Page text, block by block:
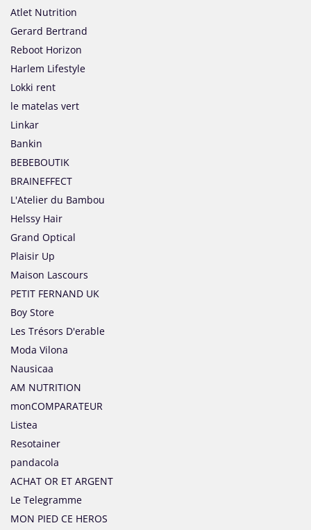
Atlet Nutrition
Gerard Bertrand
Reboot Horizon
Harlem Lifestyle
Lokki rent
le matelas vert
Linkar
Bankin
BEBEBOUTIK
BRAINEFFECT
L'Atelier du Bambou
Helssy Hair
Grand Optical
Plaisir Up
Maison Lascours
PETIT FERNAND UK
Boy Store
Les Trésors D'erable
Moda Vilona
Nausicaa
AM NUTRITION
monCOMPARATEUR
Listea
Resotainer
pandacola
ACHAT OR ET ARGENT
Le Telegramme
MON PIED CE HEROS